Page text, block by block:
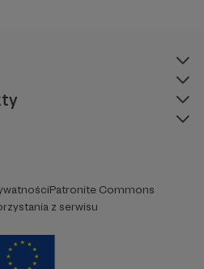
Patronite Commons
z serwisu